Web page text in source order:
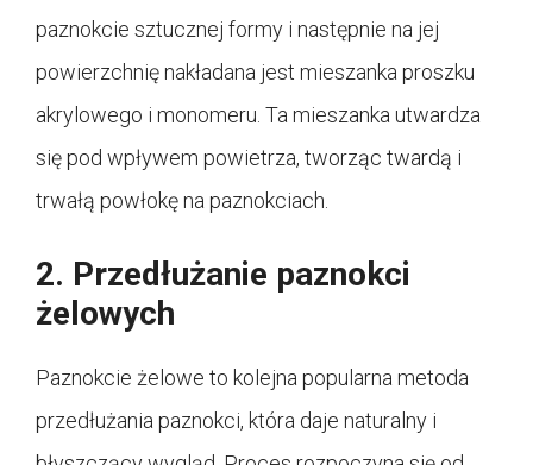
paznokcie sztucznej formy i następnie na jej
powierzchnię nakładana jest mieszanka proszku
akrylowego i monomeru. Ta mieszanka utwardza
się pod wpływem powietrza, tworząc twardą i
trwałą powłokę na paznokciach.
2. Przedłużanie paznokci
żelowych
Paznokcie żelowe to kolejna popularna metoda
przedłużania paznokci, która daje naturalny i